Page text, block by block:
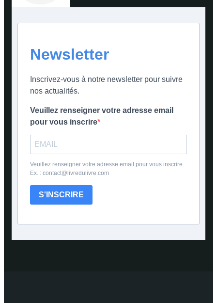
Newsletter
Inscrivez-vous à notre newsletter pour suivre
nos actualités.
Veuillez renseigner votre adresse email
pour vous inscrire
Veuillez renseigner votre adresse email pour vous inscrire.
Ex. : contact@livredulivre.com
S'INSCRIRE